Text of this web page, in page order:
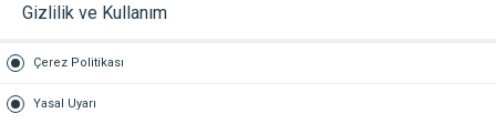
Gizlilik ve Kullanım
Çerez Politikası
Yasal Uyarı